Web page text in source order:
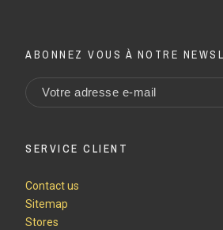
ABONNEZ VOUS À NOTRE
SERVICE CLIENT
Contact us
Sitemap
Stores